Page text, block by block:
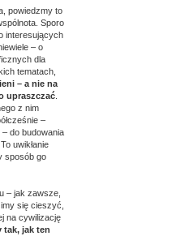
powiedzmy to
Sporo
interesujących
– o
dla
tematach,
– a nie na
upraszczać
z nim
–
– do budowania
uwikłanie
sposób go
– jak zawsze,
się cieszyć,
na cywilizację
tak, jak ten